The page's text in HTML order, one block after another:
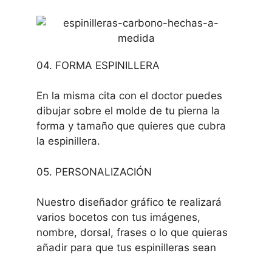
04. FORMA ESPINILLERA
En la misma cita con el doctor puedes
dibujar sobre el molde de tu pierna la
forma y tamaño que quieres que cubra
la espinillera.
05. PERSONALIZACIÓN
Nuestro diseñador gráfico te realizará
varios bocetos con tus imágenes,
nombre, dorsal, frases o lo que quieras
añadir para que tus espinilleras sean